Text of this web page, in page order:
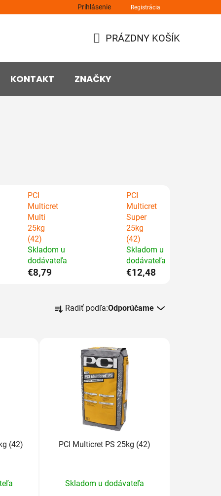
Prihlásenie Registrácia
KOŠÍK
PRÁZDNY KOŠÍK
KONTAKT ZNAČKY
PCI
Multicret
Multi
25kg
(42)
Skladom u
dodávateľa
€8,79
PCI
Multicret
Super
25kg
(42)
Skladom u
dodávateľa
€12,48
a
u
Radiť podľa:Odporúčame
(42) PCI Multicret PS 25kg (42)
Skladom u dodávateľa